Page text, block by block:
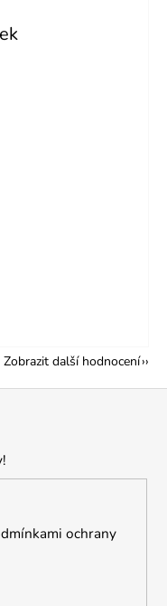
z 5 hvězdiček.
z 5 hvězdiček.
z 5 hvězdiček.
z 5 hvězdiček.
Zobrazit další hodnocení
ochrany